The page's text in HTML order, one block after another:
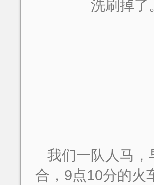
洗刷掉了
我们一队人马
合，9点10分的火